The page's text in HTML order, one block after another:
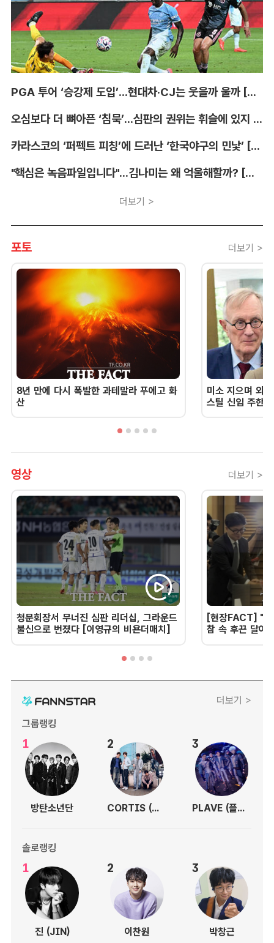
PGA 투어 ‘승강제 도입’...현대차·CJ는 웃을까 울까 [박호윤의 IN&OUT]
오심보다 더 뼈아픈 ‘침묵’...심판의 권위는 휘슬에 있지 않다 [박순규의 창]
카라스코의 ‘퍼펙트 피칭’에 드러난 ‘한국야구의 민낯’ [김대호의 야구생각]
"핵심은 녹음파일입니다"...김나미는 왜 억울해할까? [유병철의 스포츠 렉시오]
더보기 >
포토 더보기 >
8년 만에 다시 폭발한 과테말라 푸에고 화
산
미소 지으며 외
스틸 신임 주한
영상 더보기 >
청문회장서 무너진 심판 리더십, 그라운드
불신으로 번졌다 [이영규의 비욘더매치]
[현장FACT] "한
참 속 후끈 달아
더보기 >
그룹랭킹
1
방탄소년단
2
CORTIS (코르티스)
3
PLAVE (플레이브)
솔로랭킹
1
진 (JIN)
2
이찬원
3
박창근